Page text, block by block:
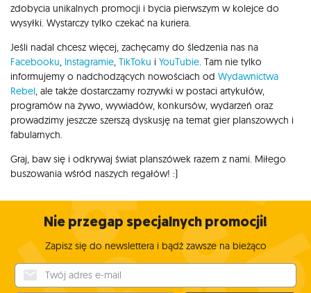
zdobycia unikalnych promocji i bycia pierwszym w kolejce do
wysyłki. Wystarczy tylko czekać na kuriera.
Jeśli nadal chcesz więcej, zachęcamy do śledzenia nas na
Facebooku Instagramie TikToku i YouTubie . Tam nie tylko
informujemy o nadchodzących nowościach od Wydawnictwa
Rebel , ale także dostarczamy rozrywki w postaci artykułów,
programów na żywo, wywiadów, konkursów, wydarzeń oraz
prowadzimy jeszcze szerszą dyskusję na temat gier planszowych i
fabularnych.
Graj, baw się i odkrywaj świat planszówek razem z nami. Miłego
buszowania wśród naszych regałów! :)
Nie przegap specjalnych promocji!
Zapisz się do newslettera i bądź zawsze na bieżąco